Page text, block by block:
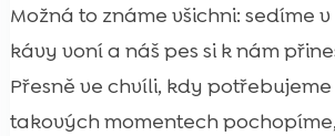
Možná to známe všichni: sedíme
kávy voní a náš pes si k nám
Přesně ve chvíli, kdy potřebujeme
takových momentech